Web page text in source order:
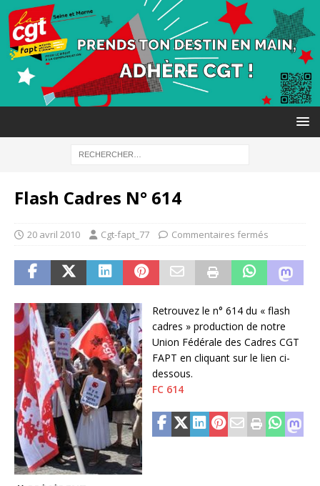
Flash Cadres N° 614
20 avril 2010 Cgt-fapt_77 Commentaires fermés
Retrouvez le n° 614 du « flash
cadres » production de notre
Union Fédérale des Cadres CGT
FAPT en cliquant sur le lien ci-
dessous.
FC 614